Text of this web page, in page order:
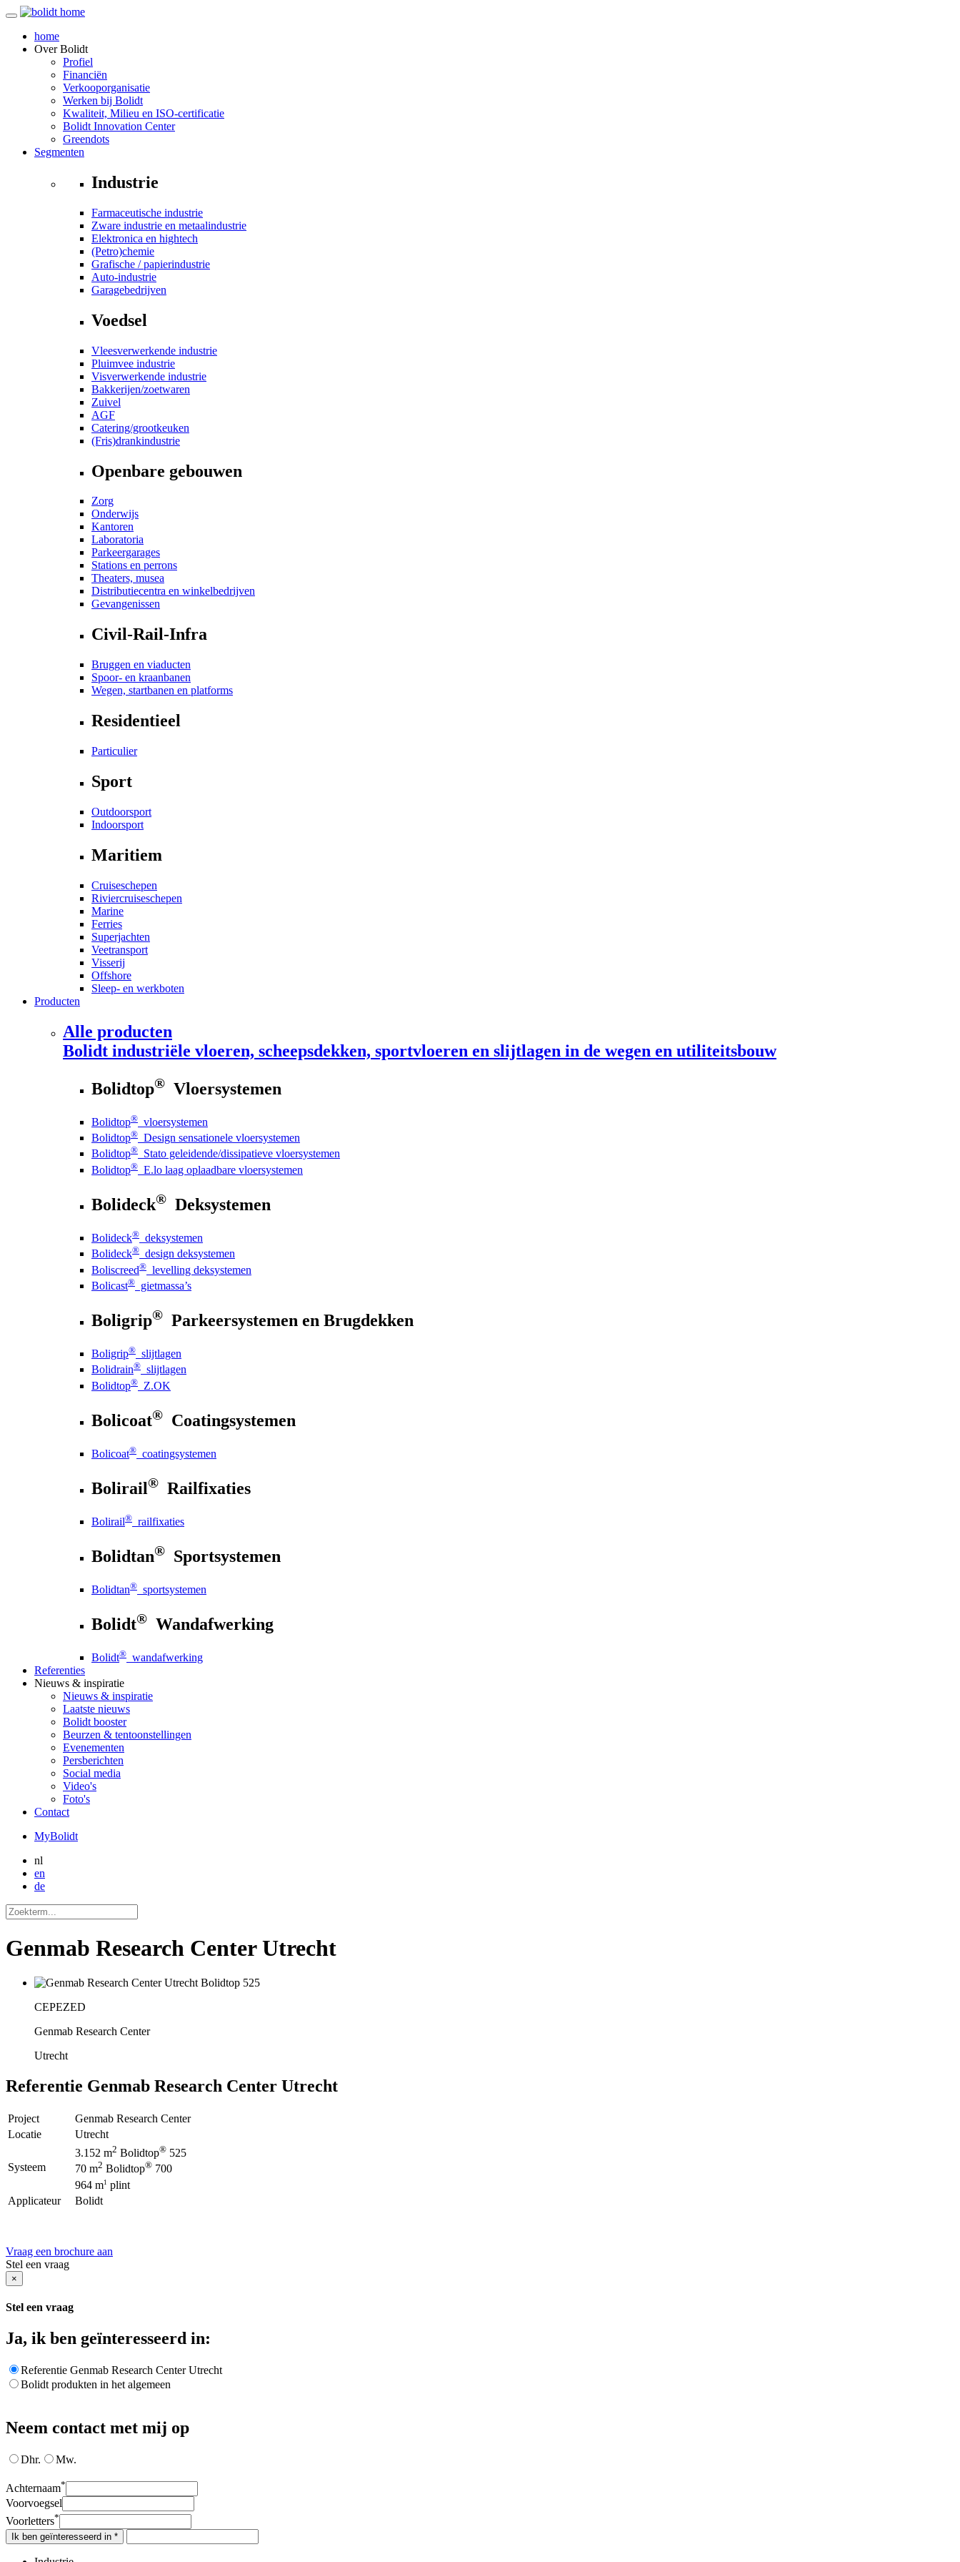
home
OverBolidt
Profiel
Financiën
Verkooporganisatie
Werken bij Bolidt
Kwaliteit, Milieu en ISO-certificatie
Bolidt Innovation Center
Greendots
Segmenten
Industrie
Farmaceutische industrie
Zware industrie en metaalindustrie
Elektronica en hightech
(Petro)chemie
Grafische / papierindustrie
Auto-industrie
Garagebedrijven
Voedsel
Vleesverwerkende industrie
Pluimvee industrie
Visverwerkende industrie
Bakkerijen/zoetwaren
Zuivel
AGF
Catering/grootkeuken
(Fris)drankindustrie
Openbare gebouwen
Zorg
Onderwijs
Kantoren
Laboratoria
Parkeergarages
Stations en perrons
Theaters, musea
Distributiecentra en winkelbedrijven
Gevangenissen
Civil-Rail-Infra
Bruggen en viaducten
Spoor- en kraanbanen
Wegen, startbanen en platforms
Residentieel
Particulier
Sport
Outdoorsport
Indoorsport
Maritiem
Cruiseschepen
Riviercruiseschepen
Marine
Ferries
Superjachten
Veetransport
Visserij
Offshore
Sleep- en werkboten
Producten
Alle producten
Bolidt industriële vloeren, scheepsdekken, sportvloeren en slijtlagen in de wegen en utiliteitsbouw
Bolidtop® Vloersystemen
Bolidtop® vloersystemen
Bolidtop® Design sensationele vloersystemen
Bolidtop® Stato geleidende/dissipatieve vloersystemen
Bolidtop® E.lo laag oplaadbare vloersystemen
Bolideck® Deksystemen
Bolideck® deksystemen
Bolideck® design deksystemen
Boliscreed® levelling deksystemen
Bolicast® gietmassa’s
Boligrip® Parkeersystemen en Brugdekken
Boligrip® slijtlagen
Bolidrain® slijtlagen
Bolidtop® Z.OK
Bolicoat® Coatingsystemen
Bolicoat® coatingsystemen
Bolirail® Railfixaties
Bolirail® railfixaties
Bolidtan® Sportsystemen
Bolidtan® sportsystemen
Bolidt® Wandafwerking
Bolidt® wandafwerking
Referenties
Nieuws & inspiratie
Nieuws & inspiratie
Laatste nieuws
Bolidt booster
Beurzen & tentoonstellingen
Evenementen
Persberichten
Social media
Video's
Foto's
Contact
MyBolidt
nl
en
de
Genmab Research Center Utrecht
CEPEZED
Genmab Research Center
Utrecht
Referentie Genmab Research Center Utrecht
Project
Genmab Research Center
Locatie
Utrecht
Systeem
3.152 m2 Bolidtop® 525
70 m2 Bolidtop® 700
964 m1 plint
Applicateur
Bolidt
Vraag een brochure aan
Stel een vraag
×
Stel een vraag
Ja, ik ben geïnteresseerd in:
Referentie Genmab Research Center Utrecht
Bolidt produkten in het algemeen
Neem contact met mij op
Dhr. Mw.
Achternaam*
Voorvoegsel
Voorletters*
Ik ben geïnteresseerd in *